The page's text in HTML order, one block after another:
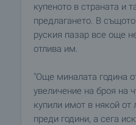
купеното в страната и
предлагането. В
руския пазар все още
отлива им.
"Още миналата година
увеличение на броя на
купили имот в някой от
преди години, а сега